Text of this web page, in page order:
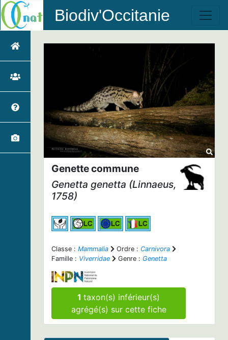
Biodiv'Occitanie
Genette commune
Genetta genetta (Linnaeus,
1758)
Classe : Mammalia Ordre : Carnivora
Famille : Viverridae Genre : Genetta
1taxon(s) inférieur(s)
agrégé(s) sur cette fiche